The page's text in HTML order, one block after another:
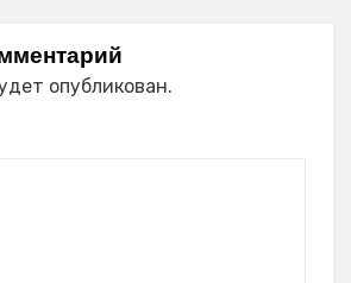
опубликован.